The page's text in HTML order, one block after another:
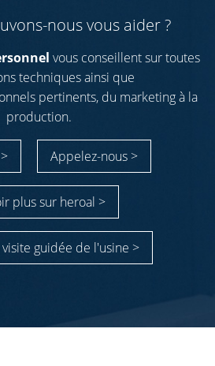
nous vous aider ?
vous conseillent sur toutes
techniques ainsi que
pertinents, du marketing à la
production.
Appelez-nous >
plus sur heroal >
guidée de l'usine >